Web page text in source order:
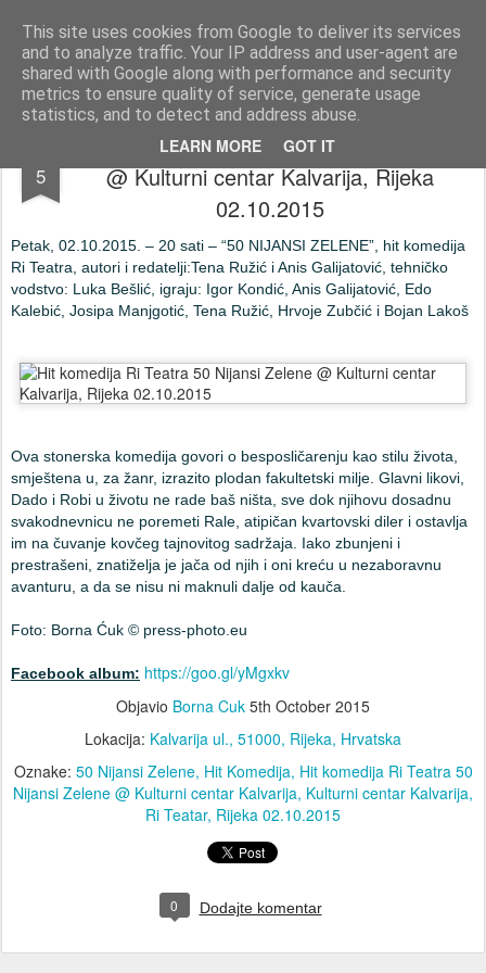
This site uses cookies from Google to deliver its services
and to analyze traffic. Your IP address and user-agent are
shared with Google along with performance and security
metrics to ensure quality of service, generate usage
statistics, and to detect and address abuse.
LEARN MORE GOT IT
Press-Photo.eu © News, Media, Concerts, Music, all Events
Početna stranica
Kontakt Početna stranica Kontakt
5
Hit komedija Ri Teatra 50 Nijansi Zelene
@ Kulturni centar Kalvarija, Rijeka
02.10.2015
Petak, 02.10.2015. – 20 sati – “50 NIJANSI ZELENE”, hit komedija
Ri Teatra, autori i redatelji:Tena Ružić i Anis Galijatović, tehničko
vodstvo: Luka Bešlić, igraju: Igor Kondić, Anis Galijatović, Edo
Kalebić, Josipa Manjgotić, Tena Ružić, Hrvoje Zubčić i Bojan Lakoš
Ova stonerska komedija govori o besposličarenju kao stilu života,
smještena u, za žanr, izrazito plodan fakultetski milje. Glavni likovi,
Dado i Robi u životu ne rade baš ništa, sve dok njihovu dosadnu
svakodnevnicu ne poremeti Rale, atipičan kvartovski diler i ostavlja
im na čuvanje kovčeg tajnovitog sadržaja. Iako zbunjeni i
prestrašeni, znatiželja je jača od njih i oni kreću u nezaboravnu
avanturu, a da se nisu ni maknuli dalje od kauča.
Foto: Borna Ćuk © press-photo.eu
Facebook album: https://goo.gl/yMgxkv
Objavio Borna Cuk 5th October 2015
Lokacija: Kalvarija ul., 51000, Rijeka, Hrvatska
Oznake: 50 Nijansi Zelene Hit Komedija Hit komedija Ri Teatra 50
Nijansi Zelene @ Kulturni centar Kalvarija Kulturni centar Kalvarija
Ri Teatar Rijeka 02.10.2015
0 Dodajte komentar